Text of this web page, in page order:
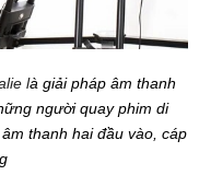
là giải pháp âm thanh
người quay phim di
thanh hai đầu vào, cáp